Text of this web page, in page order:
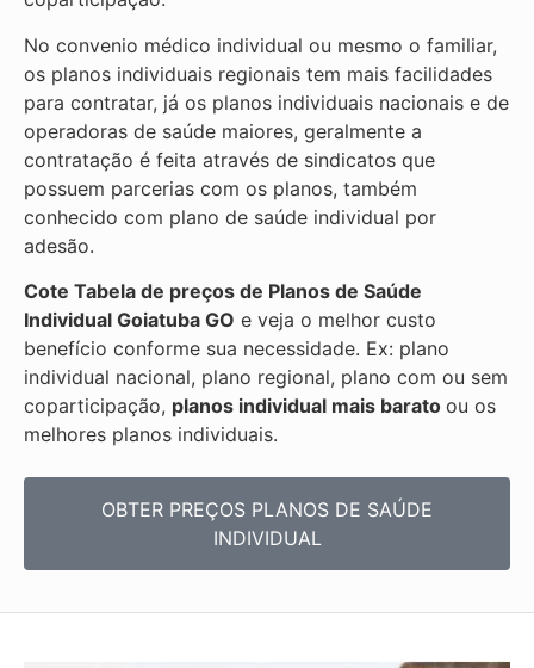
No convenio médico individual ou mesmo o familiar,
os planos individuais regionais tem mais facilidades
para contratar, já os planos individuais nacionais e de
operadoras de saúde maiores, geralmente a
contratação é feita através de sindicatos que
possuem parcerias com os planos, também
conhecido com plano de saúde individual por
adesão.
Cote Tabela de preços de Planos de Saúde
Individual Goiatuba GO e veja o melhor custo
benefício conforme sua necessidade. Ex: plano
individual nacional, plano regional, plano com ou sem
coparticipação, planos individual mais barato ou os
melhores planos individuais.
OBTER PREÇOS PLANOS DE SAÚDE
INDIVIDUAL